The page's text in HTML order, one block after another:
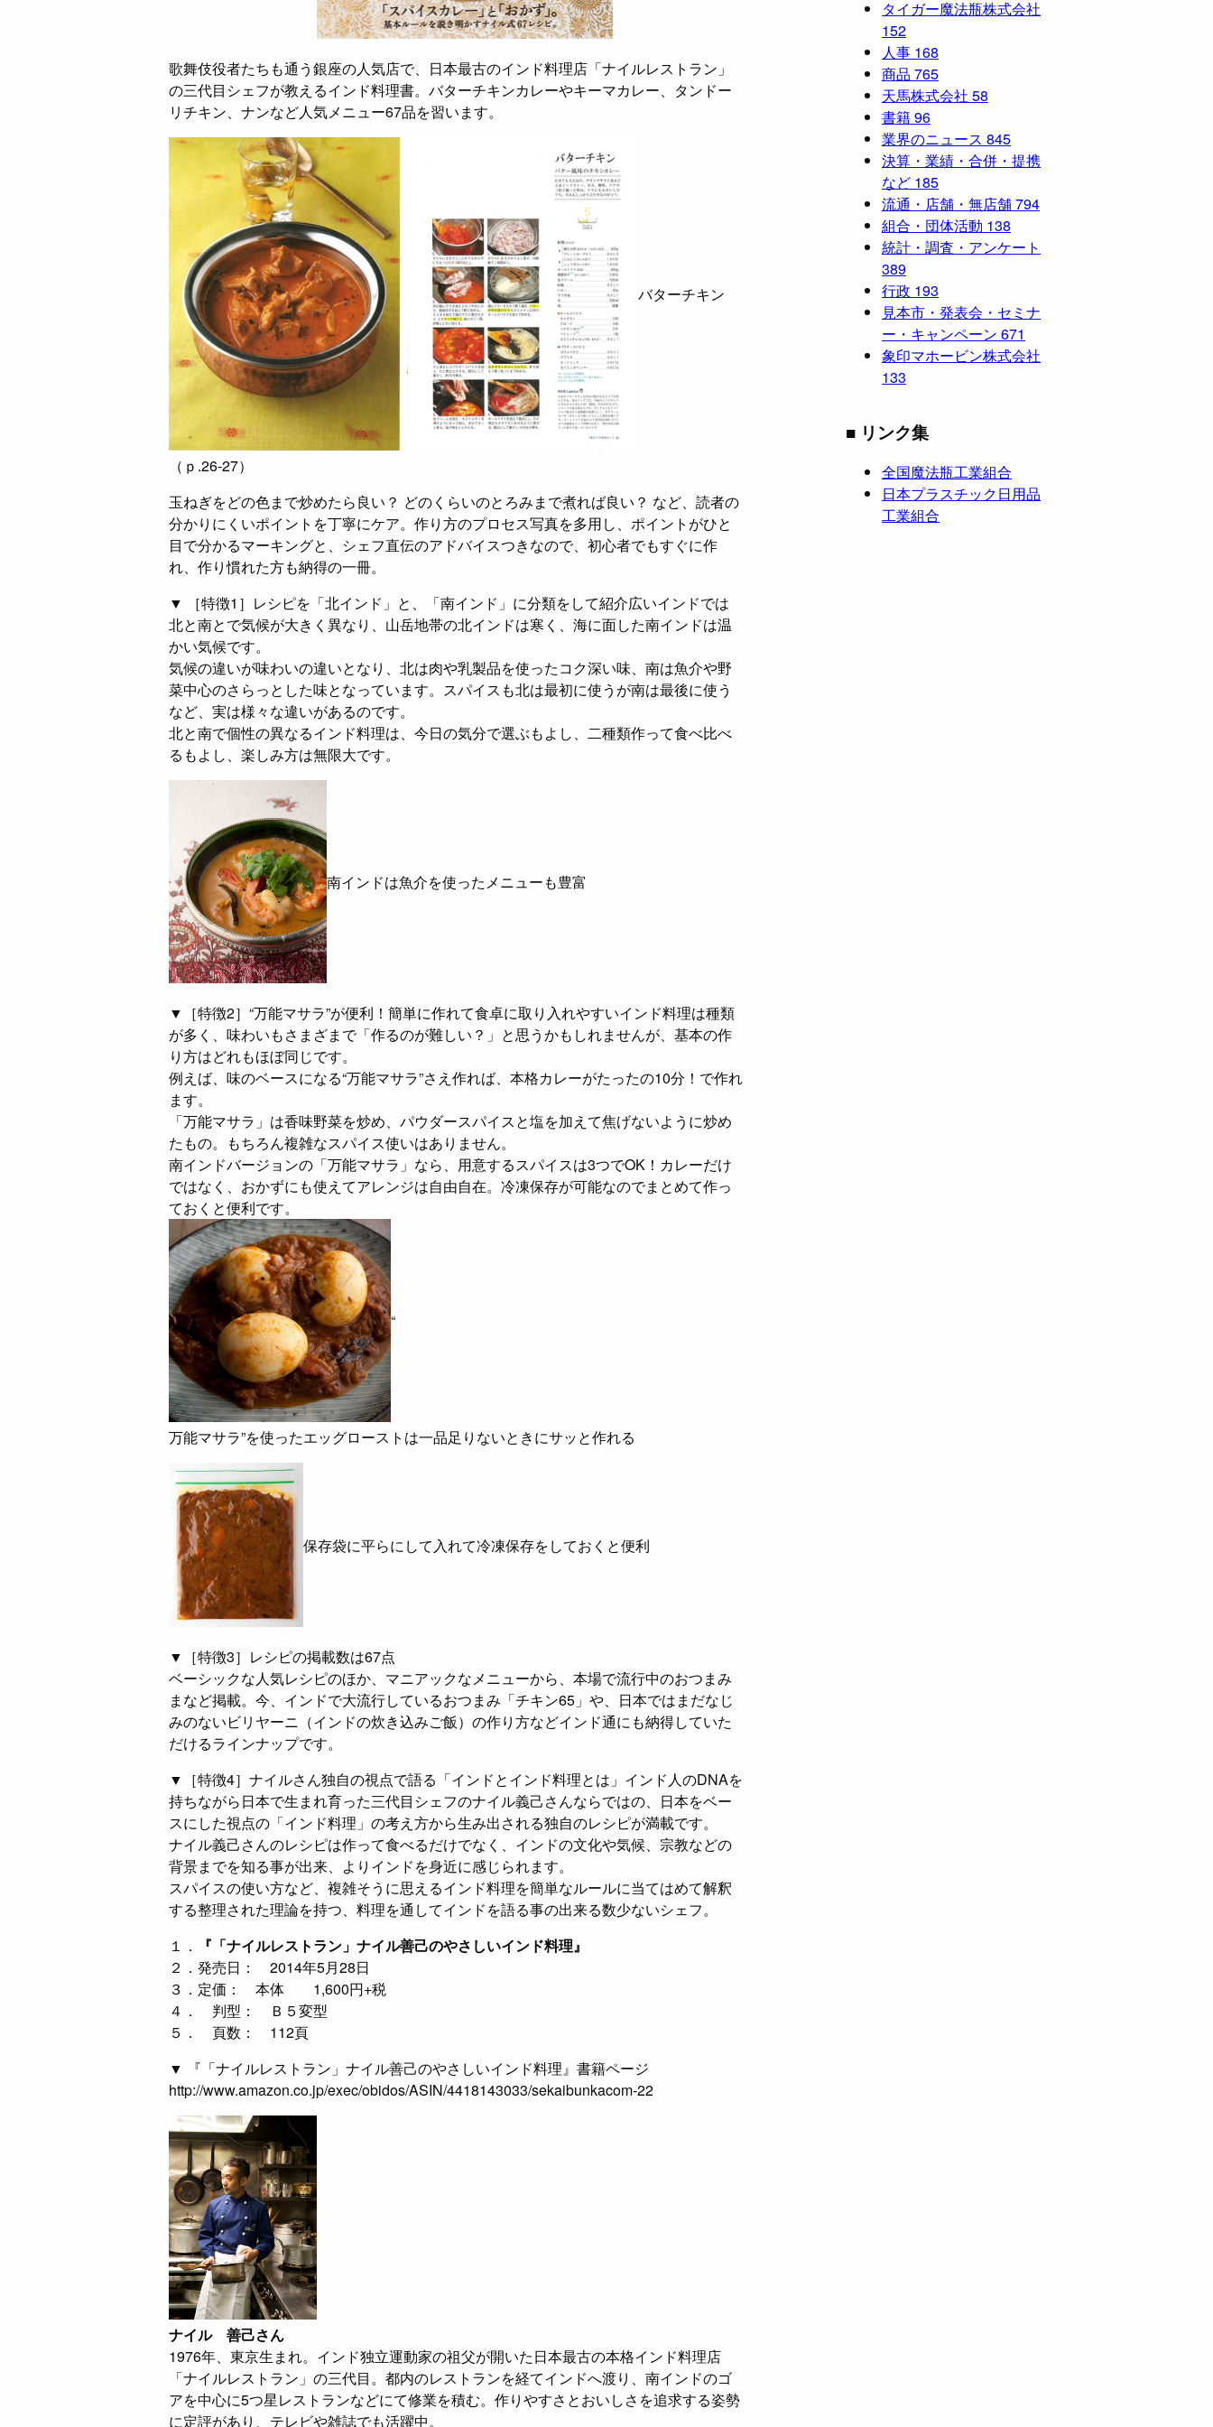
歌舞伎役者たちも通う銀座の人気店で、日本最古のインド料理店「ナイルレストラン」
の三代目シェフが教えるインド料理書。バターチキンカレーやキーマカレー、タンドー
リチキン、ナンなど人気メニュー67品を習います。
バターチキン
（ｐ.26-27）
玉ねぎをどの色まで炒めたら良い？ どのくらいのとろみまで煮れば良い？ など、読者の
分かりにくいポイントを丁寧にケア。作り方のプロセス写真を多用し、ポイントがひと
目で分かるマーキングと、シェフ直伝のアドバイスつきなので、初心者でもすぐに作
れ、作り慣れた方も納得の一冊。
▼ ［特徴1］レシピを「北インド」と、「南インド」に分類をして紹介広いインドでは
北と南とで気候が大きく異なり、山岳地帯の北インドは寒く、海に面した南インドは温
かい気候です。
気候の違いが味わいの違いとなり、北は肉や乳製品を使ったコク深い味、南は魚介や野
菜中心のさらっとした味となっています。スパイスも北は最初に使うが南は最後に使う
など、実は様々な違いがあるのです。
北と南で個性の異なるインド料理は、今日の気分で選ぶもよし、二種類作って食べ比べ
るもよし、楽しみ方は無限大です。
南インドは魚介を使ったメニューも豊富
▼［特徴2］“万能マサラ”が便利！簡単に作れて食卓に取り入れやすいインド料理は種類
が多く、味わいもさまざまで「作るのが難しい？」と思うかもしれませんが、基本の作
り方はどれもほぼ同じです。
例えば、味のベースになる“万能マサラ”さえ作れば、本格カレーがたったの10分！で作れ
ます。
「万能マサラ」は香味野菜を炒め、パウダースパイスと塩を加えて焦げないように炒め
たもの。もちろん複雑なスパイス使いはありません。
南インドバージョンの「万能マサラ」なら、用意するスパイスは3つでOK！カレーだけ
ではなく、おかずにも使えてアレンジは自由自在。冷凍保存が可能なのでまとめて作っ
ておくと便利です。
“
万能マサラ”を使ったエッグローストは一品足りないときにサッと作れる
保存袋に平らにして入れて冷凍保存をしておくと便利
▼［特徴3］レシピの掲載数は67点
ベーシックな人気レシピのほか、マニアックなメニューから、本場で流行中のおつまみ
まなど掲載。今、インドで大流行しているおつまみ「チキン65」や、日本ではまだなじ
みのないビリヤーニ（インドの炊き込みご飯）の作り方などインド通にも納得していた
だけるラインナップです。
▼［特徴4］ナイルさん独自の視点で語る「インドとインド料理とは」インド人のDNAを
持ちながら日本で生まれ育った三代目シェフのナイル義己さんならではの、日本をベー
スにした視点の「インド料理」の考え方から生み出される独自のレシピが満載です。
ナイル義己さんのレシピは作って食べるだけでなく、インドの文化や気候、宗教などの
背景までを知る事が出来、よりインドを身近に感じられます。
スパイスの使い方など、複雑そうに思えるインド料理を簡単なルールに当てはめて解釈
する整理された理論を持つ、料理を通してインドを語る事の出来る数少ないシェフ。
１．
『「ナイルレストラン」ナイル善己のやさしいインド料理』
２．発売日： 2014年5月28日
３．定価： 本体 1,600円+税
４． 判型： Ｂ５変型
５． 頁数： 112頁
▼ 『「ナイルレストラン」ナイル善己のやさしいインド料理』書籍ページ
http://www.amazon.co.jp/exec/obidos/ASIN/4418143033/sekaibunkacom-22
ナイル 善己さん
1976年、東京生まれ。インド独立運動家の祖父が開いた日本最古の本格インド料理店
「ナイルレストラン」の三代目。都内のレストランを経てインドへ渡り、南インドのゴ
アを中心に5つ星レストランなどにて修業を積む。作りやすさとおいしさを追求する姿勢
に定評があり、テレビや雑誌でも活躍中。
タイガー魔法瓶株式会社
152
人事 168
商品 765
天馬株式会社 58
書籍96
業界のニュース 845
決算・業績・合併・提携
など 185
流通・店舗・無店舗794
組合・団体活動 138
統計・調査・アンケート
389
行政 193
見本市・発表会・セミナ
ー・キャンペーン 671
象印マホービン株式会社
133
■ リンク集
全国魔法瓶工業組合
日本プラスチック日用品
工業組合